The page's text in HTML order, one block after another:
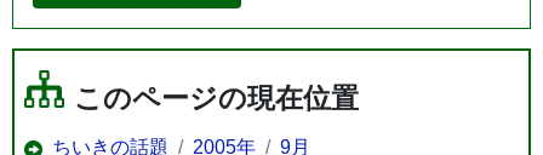
このページの現在位置
ちいきの話題 2005年 9月